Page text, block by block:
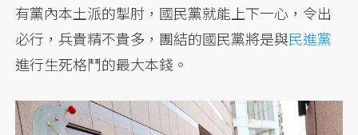
有黨內本土派的掣肘，國民黨就能上下一心，令出
必行，兵貴精不貴多，團結的國民黨將是與民進黨
進行生死格鬥的最大本錢。